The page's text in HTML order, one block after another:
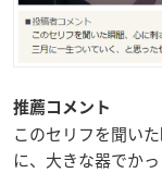
推薦コメント
このセリフを聞い
に、大きな器でか